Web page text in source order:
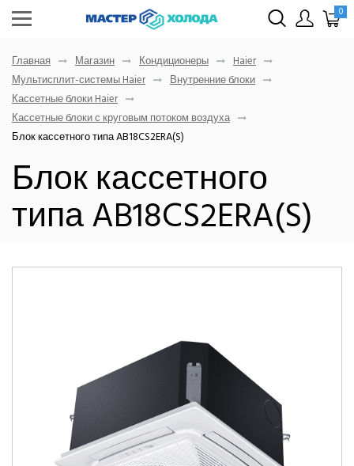
0
Главная Магазин Кондиционеры
Haier
Мультисплит-системы Haier
Внутренние блоки
Кассетные блоки Haier
Кассетные блоки с круговым потоком воздуха
Блок кассетного типа AB18CS2ERA(S)
Блок кассетного
типа AB18CS2ERA(S)